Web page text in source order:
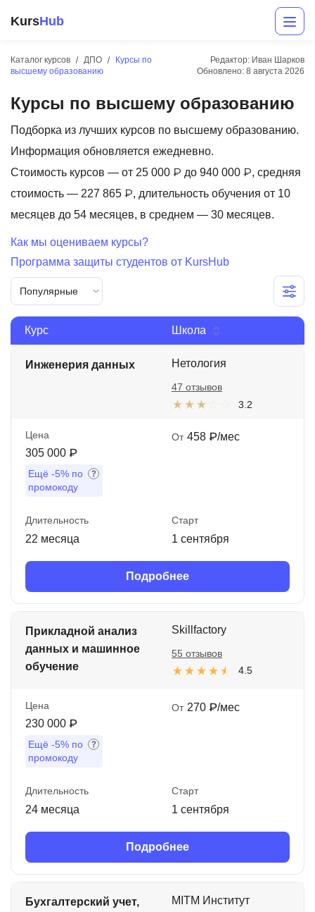
KursHub
Каталог курсов ДПО
Курсы по
высшему образованию
Редактор: Иван Шарков
Обновлено: 8 августа 2026
Курсы по высшему образованию
Подборка из лучших курсов по высшему образованию.
Информация обновляется ежедневно.
Стоимость курсов — от 25 000 ₽ до 940 000 ₽, средняя
стоимость — 227 865 ₽, длительность обучения от 10
месяцев до 54 месяцев, в среднем — 30 месяцев.
Как мы оцениваем курсы?
Программа защиты студентов от KursHub
Популярные
Курс Школа
Инженерия данных Нетология
3.2
47 отзывов
Цена
305 000 ₽
Ещё -5% по
промокоду
От 458 ₽/мес
Длительность
22 месяца
Старт
1 сентября
Подробнее
Прикладной анализ
данных и машинное
обучение
Skillfactory
4.5
55 отзывов
Цена
230 000 ₽
Ещё -5% по
промокоду
От 270 ₽/мес
Длительность
24 месяца
Старт
1 сентября
Подробнее
Бухгалтерский учет,
MITM Институт
Разработка
Маркетинг
Дизайн
Аналитика
Менеджмент
Иностранные языки
Soft Skills
Акции и промокоды
Рейтинг онлайн-школ